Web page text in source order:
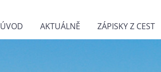
ÚVOD AKTUÁLNĚ ZÁPISKY Z CEST